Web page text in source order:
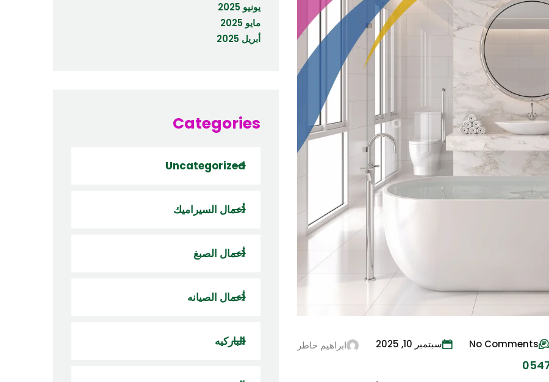
ابراهيم خاطر
سبتمبر 10, 2025 No Comments
يونيو 2025
مايو 2025
أبريل 2025
Categories
Uncategorized
أعمال السيراميك
أعمال الصبغ
أعمال الصيانه
الباركيه